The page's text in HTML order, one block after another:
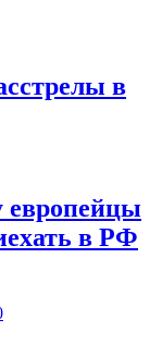
в
европейцы
в РФ